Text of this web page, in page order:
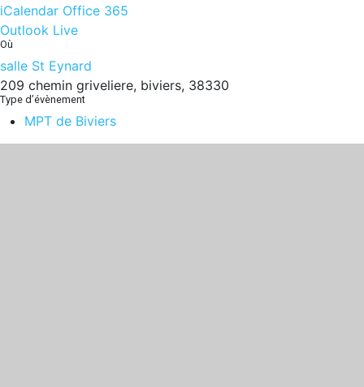
iCalendar Office 365
Outlook Live
Où
salle St Eynard
209 chemin griveliere, biviers, 38330
Type d’évènement
MPT de Biviers